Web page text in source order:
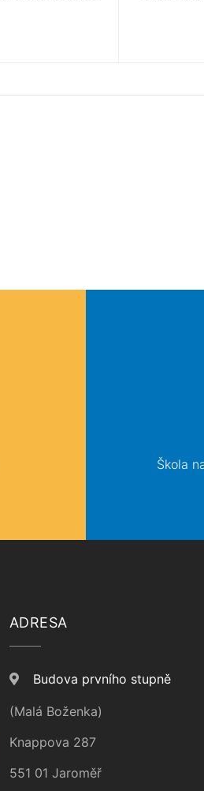
Škola
ADRESA
Budova prvního stupně
(Malá Boženka)
Knappova 287
551 01 Jaroměř